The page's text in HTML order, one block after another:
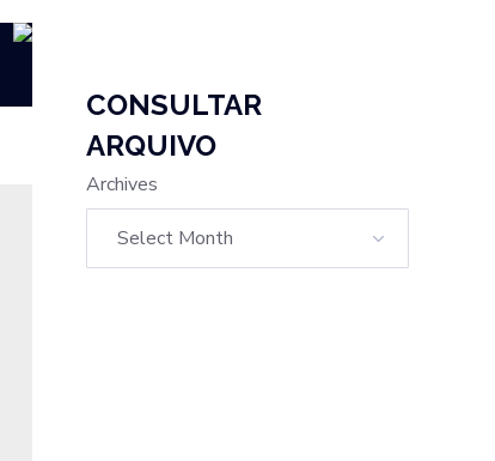
CONSULTAR
ARQUIVO
Archives